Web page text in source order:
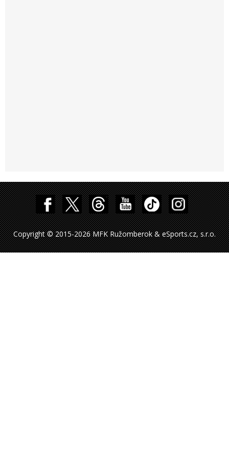
Copyright © 2015-2026 MFK Ružomberok & eSports.cz, s.r.o.